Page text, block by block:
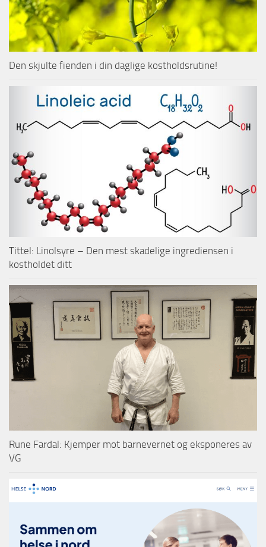
Den skjulte fienden i din daglige kostholdsrutine!
Tittel: Linolsyre – Den mest skadelige ingrediensen i
kostholdet ditt
Rune Fardal: Kjemper mot barnevernet og eksponeres av
VG